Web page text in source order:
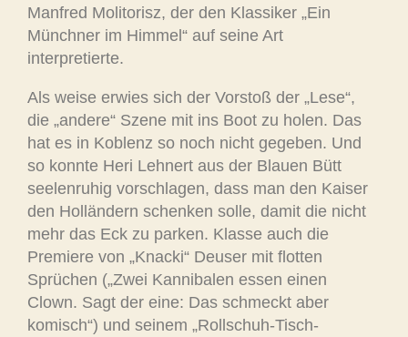
Manfred Molitorisz, der den Klassiker „Ein
Münchner im Himmel“ auf seine Art
interpretierte.
Als weise erwies sich der Vorstoß der „Lese“,
die „andere“ Szene mit ins Boot zu holen. Das
hat es in Koblenz so noch nicht gegeben. Und
so konnte Heri Lehnert aus der Blauen Bütt
seelenruhig vorschlagen, dass man den Kaiser
den Holländern schenken solle, damit die nicht
mehr das Eck zu parken. Klasse auch die
Premiere von „Knacki“ Deuser mit flotten
Sprüchen („Zwei Kannibalen essen einen
Clown. Sagt der eine: Das schmeckt aber
komisch“) und seinem „Rollschuh-Tisch-